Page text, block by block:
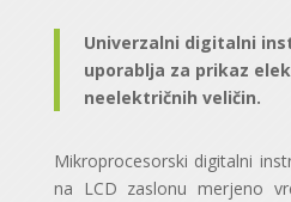
Univerzalni digitalni
uporablja za prikaz
neelektričnih veličin.
Mikroprocesorski digitalni
na LCD zaslonu merjeno